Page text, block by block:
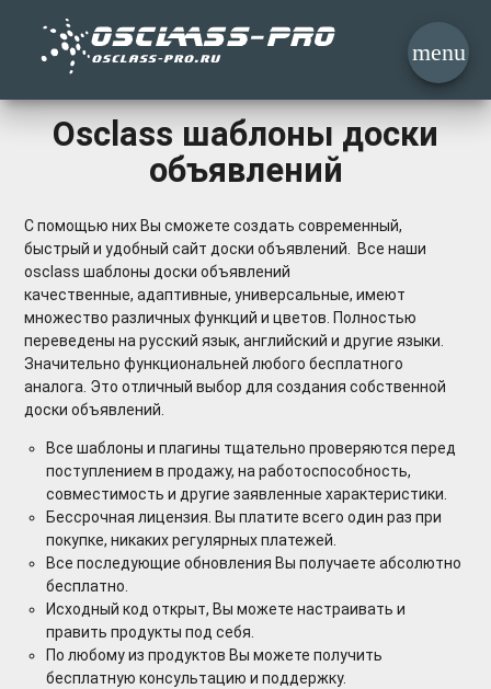
menu
Osclass шаблоны доски
объявлений
С помощью них Вы сможете создать современный,
быстрый и удобный сайт доски объявлений. Все наши
osclass шаблоны доски объявлений
качественные, адаптивные, универсальные, имеют
множество различных функций и цветов. Полностью
переведены на русский язык, английский и другие языки.
Значительно функциональней любого бесплатного
аналога. Это отличный выбор для создания собственной
доски объявлений.
Все шаблоны и плагины тщательно проверяются перед
поступлением в продажу, на работоспособность,
совместимость и другие заявленные характеристики.
Бессрочная лицензия. Вы платите всего один раз при
покупке, никаких регулярных платежей.
Все последующие обновления Вы получаете абсолютно
бесплатно.
Исходный код открыт, Вы можете настраивать и
править продукты под себя.
По любому из продуктов Вы можете получить
бесплатную консультацию и поддержку.